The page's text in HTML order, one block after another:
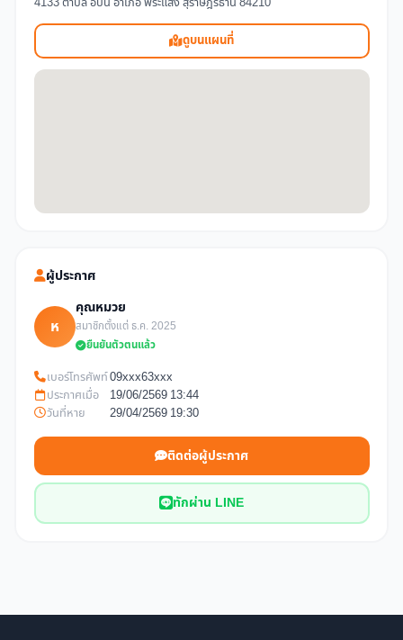
ดูบนแผนที่
ผู้ประกาศ
ห
คุณหมวย
สมาชิกตั้งแต่ ธ.ค. 2025
ยืนยันตัวตนแล้ว
เบอร์โทรศัพท์09xxx63xxx
ประกาศเมื่อ
19/06/2569 13:44
วันที่หาย
29/04/2569 19:30
ติดต่อผู้ประกาศ
ทักผ่าน LINE